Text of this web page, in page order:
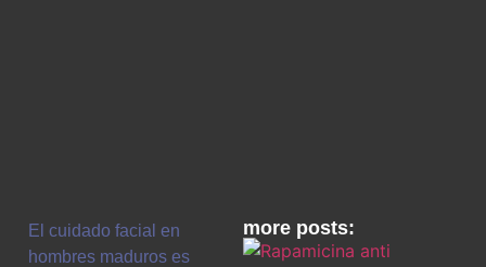
El cuidado facial en
hombres maduros es
more posts: